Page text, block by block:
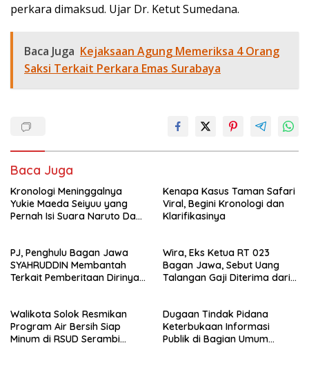
perkara dimaksud. Ujar Dr. Ketut Sumedana.
Baca Juga Kejaksaan Agung Memeriksa 4 Orang
Saksi Terkait Perkara Emas Surabaya
Baca Juga
Kronologi Meninggalnya
Yukie Maeda Seiyuu yang
Pernah Isi Suara Naruto Dan
Kenapa Kasus Taman Safari
Viral, Begini Kronologi dan
Klarifikasinya
PJ, Penghulu Bagan Jawa
SYAHRUDDIN Membantah
Terkait Pemberitaan Dirinya
Wira, Eks Ketua RT 023
Bagan Jawa, Sebut Uang
Talangan Gaji Diterima dari
Walikota Solok Resmikan
Program Air Bersih Siap
Minum di RSUD Serambi
Dugaan Tindak Pidana
Keterbukaan Informasi
Publik di Bagian Umum